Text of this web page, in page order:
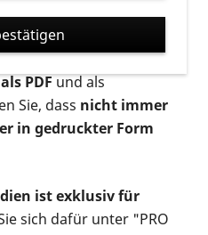
Broschüren werden in
zur
gedruckte Variante
PDFund als
Sie, dass nicht immer
in gedruckter Form
ist exklusiv für
sich dafür unter "PRO